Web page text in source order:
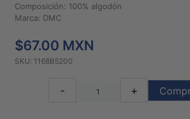
2026
Composición: 100% algodón
Marca: DMC
$67.00 MXN
SKU: 1168B5200
- +